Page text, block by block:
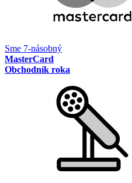
Sme 7-násobný
MasterCard
Obchodník roka